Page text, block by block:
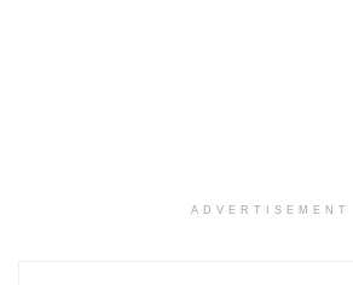
ADVERTISEMENT